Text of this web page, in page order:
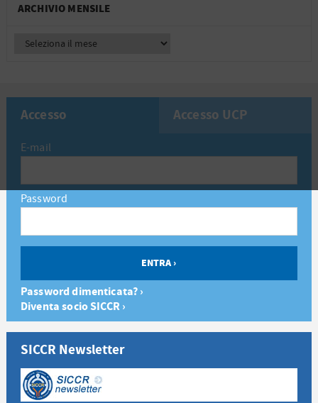
ARCHIVIO MENSILE
Accesso Accesso UCP
E-mail
Password
Password dimenticata? ›
Diventa socio SICCR ›
SICCR Newsletter